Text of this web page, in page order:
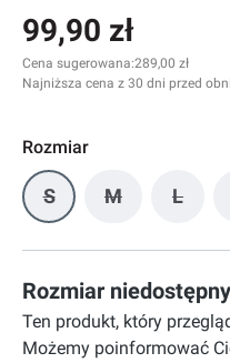
99,90 zł
Cena sugerowana:289,00 zł
Najniższa cena z 30 dni przed
Rozmiar
S(Ta opcja jest obecnie
M(Ta opcja jest
L(Ta
Rozmiar niedostępny
Ten produkt, który
Możemy poinformować